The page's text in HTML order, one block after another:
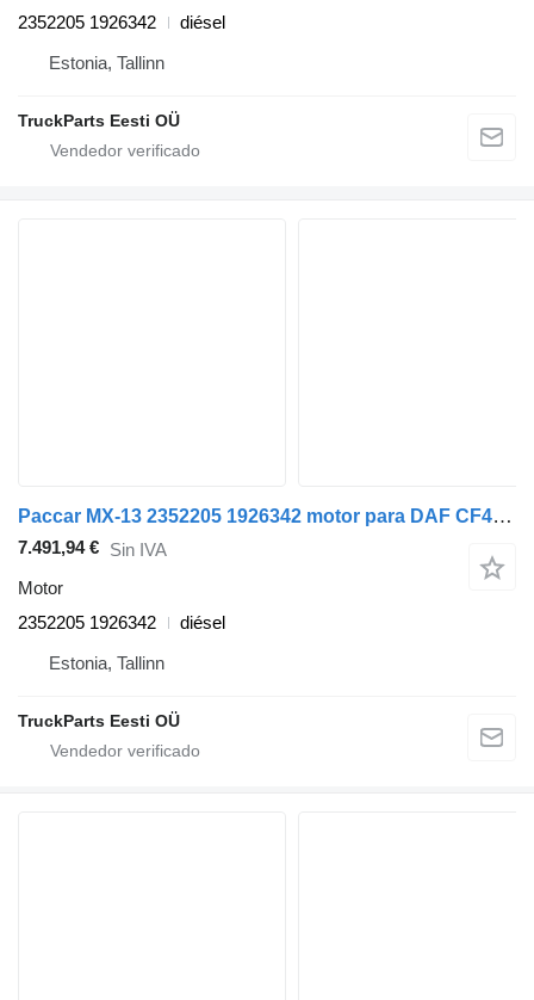
2352205 1926342
diésel
Estonia, Tallinn
TruckParts Eesti OÜ
Paccar MX-13 2352205 1926342 motor para DAF CF450, CF460 cabeza tractora
7.491,94 € Sin IVA
Motor
2352205 1926342
diésel
Estonia, Tallinn
TruckParts Eesti OÜ